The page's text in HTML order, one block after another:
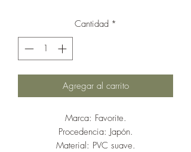
Cantidad *
Agregar al carrito
Marca: Favorite.
Procedencia: Japón.
Material: PVC suave.